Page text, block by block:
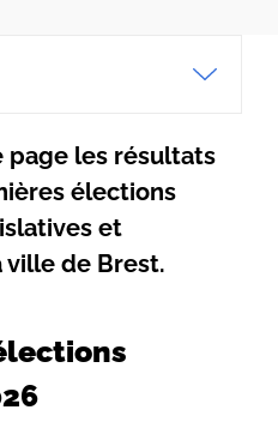
page les résultats
élections
et
ville de Brest.